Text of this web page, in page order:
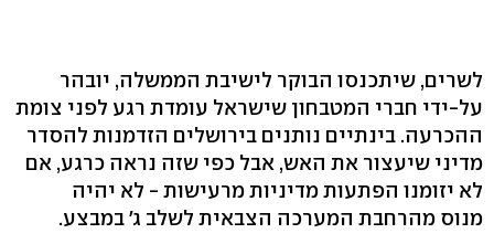
לשרים, שיתכנסו הבוקר לישיבת הממשלה, יובהר
על-ידי חברי המטבחון שישראל עומדת רגע לפני צומת
ההכרעה. בינתיים נותנים בירושלים הזדמנות להסדר
מדיני שיעצור את האש, אבל כפי שזה נראה כרגע, אם
לא יזומנו הפתעות מדיניות מרעישות - לא יהיה
מנוס מהרחבת המערכה הצבאית לשלב ג' במבצע.